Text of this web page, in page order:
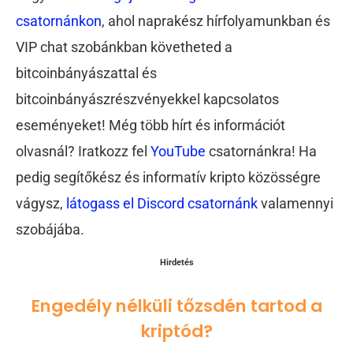
csatornánkon, ahol naprakész hírfolyamunkban és
VIP chat szobánkban követheted a
bitcoinbányászattal és
bitcoinbányászrészvényekkel kapcsolatos
eseményeket! Még több hírt és információt
olvasnál? Iratkozz fel YouTube csatornánkra! Ha
pedig segítőkész és informatív kripto közösségre
vágysz, látogass el Discord csatornánkvalamennyi
szobájába.
Hirdetés
Engedély nélküli tőzsdén tartod a
kriptód?